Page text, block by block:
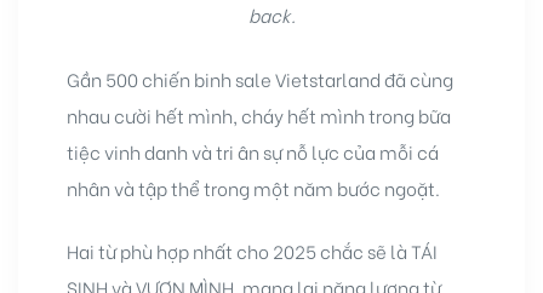
back.
Gần 500 chiến binh sale Vietstarland đã cùng
nhau cười hết mình, cháy hết mình trong bữa
tiệc vinh danh và tri ân sự nỗ lực của mỗi cá
nhân và tập thể trong một năm bước ngoặt.
Hai từ phù hợp nhất cho 2025 chắc sẽ là TÁI
SINH và VƯƠN MÌNH, mang lại năng lượng từ